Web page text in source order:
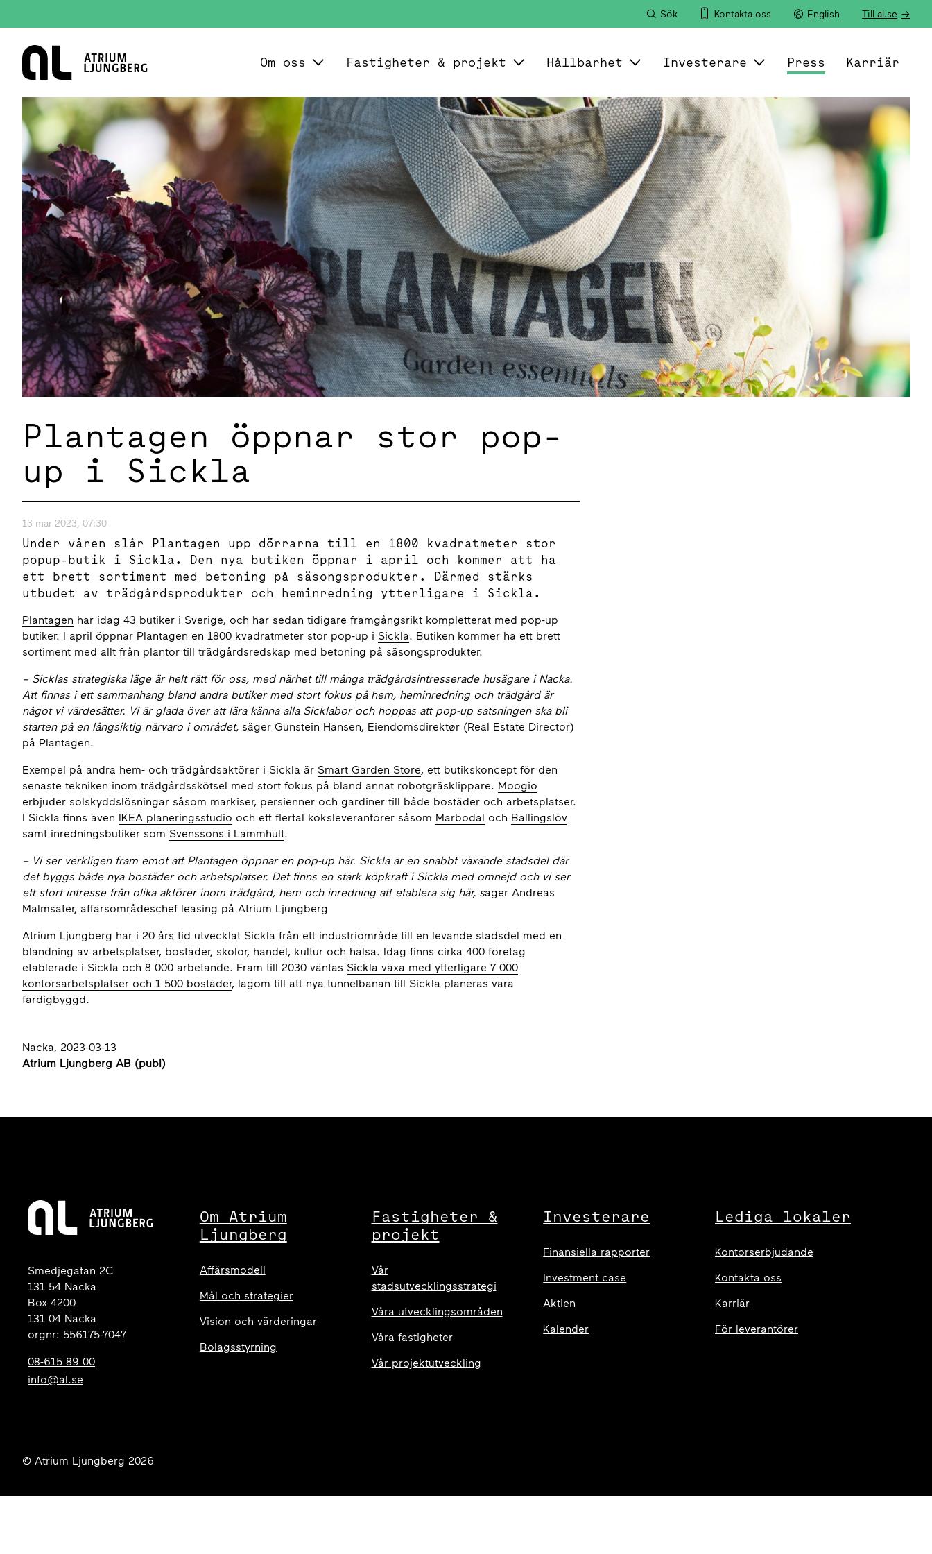
Sök Kontakta oss English Till al.se
Hem
Om oss Fastigheter & projekt Hållbarhet Investerare Press Karriär
Plantagen öppnar stor pop-
up i Sickla
13 mar 2023, 07:30
Under våren slår Plantagen upp dörrarna till en 1800 kvadratmeter stor
popup-butik i Sickla. Den nya butiken öppnar i april och kommer att ha
ett brett sortiment med betoning på säsongsprodukter. Därmed stärks
utbudet av trädgårdsprodukter och heminredning ytterligare i Sickla.
Plantagen har idag 43 butiker i Sverige, och har sedan tidigare framgångsrikt kompletterat med pop-up
butiker. I april öppnar Plantagen en 1800 kvadratmeter stor pop-up i Sickla. Butiken kommer ha ett brett
sortiment med allt från plantor till trädgårdsredskap med betoning på säsongsprodukter.
– Sicklas strategiska läge är helt rätt för oss, med närhet till många trädgårdsintresserade husägare i Nacka.
Att finnas i ett sammanhang bland andra butiker med stort fokus på hem, heminredning och trädgård är
något vi värdesätter. Vi är glada över att lära känna alla Sicklabor och hoppas att pop-up satsningen ska bli
starten på en långsiktig närvaro i området, säger Gunstein Hansen, Eiendomsdirektør (Real Estate Director)
på Plantagen.
Exempel på andra hem- och trädgårdsaktörer i Sickla är Smart Garden Store, ett butikskoncept för den
senaste tekniken inom trädgårdsskötsel med stort fokus på bland annat robotgräsklippare. Moogio
erbjuder solskyddslösningar såsom markiser, persienner och gardiner till både bostäder och arbetsplatser.
I Sickla finns även IKEA planeringsstudio och ett flertal köksleverantörer såsom Marbodal och Ballingslöv
samt inredningsbutiker som Svenssons i Lammhult.
– Vi ser verkligen fram emot att Plantagen öppnar en pop-up här. Sickla är en snabbt växande stadsdel där
det byggs både nya bostäder och arbetsplatser. Det finns en stark köpkraft i Sickla med omnejd och vi ser
ett stort intresse från olika aktörer inom trädgård, hem och inredning att etablera sig här, säger Andreas
Malmsäter, affärsområdeschef leasing på Atrium Ljungberg
Atrium Ljungberg har i 20 års tid utvecklat Sickla från ett industriområde till en levande stadsdel med en
blandning av arbetsplatser, bostäder, skolor, handel, kultur och hälsa. Idag finns cirka 400 företag
etablerade i Sickla och 8 000 arbetande. Fram till 2030 väntas Sickla växa med ytterligare 7 000
kontorsarbetsplatser och 1 500 bostäder, lagom till att nya tunnelbanan till Sickla planeras vara
färdigbyggd.
Nacka, 2023-03-13
Atrium Ljungberg AB (publ)
Smedjegatan 2C
131 54 Nacka
Box 4200
131 04 Nacka
orgnr: 556175-7047
08-615 89 00
info@al.se
Om Atrium
Ljungberg
Affärsmodell
Mål och strategier
Vision och värderingar
Bolagsstyrning
Fastigheter &
projekt
Vår
stadsutvecklingsstrategi
Våra utvecklingsområden
Våra fastigheter
Vår projektutveckling
Investerare
Finansiella rapporter
Investment case
Aktien
Kalender
Lediga lokaler
Kontorserbjudande
Kontakta oss
Karriär
För leverantörer
© Atrium Ljungberg 2026